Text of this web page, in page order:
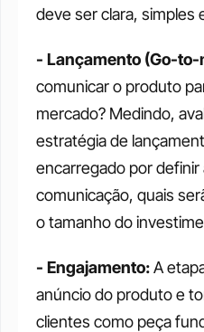
deve ser clara, simples
- Lançamento (Go-
comunicar o produto
mercado? Medindo,
estratégia de
encarregado por
comunicação, quais
o tamanho do
- Engajamento: A
anúncio do produto e
clientes como peça